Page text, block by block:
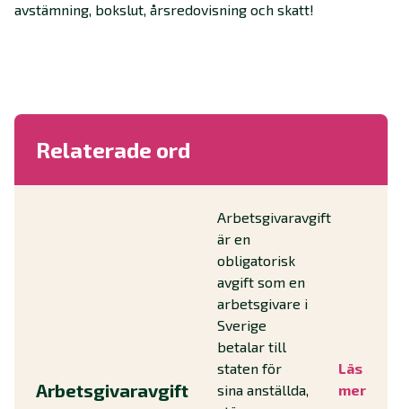
avstämning, bokslut, årsredovisning och skatt!
Relaterade ord
Arbetsgivaravgift
Arbetsgivaravgift
är en
obligatorisk
avgift som en
arbetsgivare i
Sverige
betalar till
staten för
sina anställda,
Läs
mer